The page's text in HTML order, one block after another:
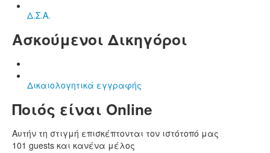
Δ.Σ.Α.
Ασκούμενοι Δικηγόροι
Δικαιολογητικά εγγραφής
Ποιός είναι Online
Αυτήν τη στιγμή επισκέπτονται τον ιστότοπό μας
101 guests και κανένα μέλος